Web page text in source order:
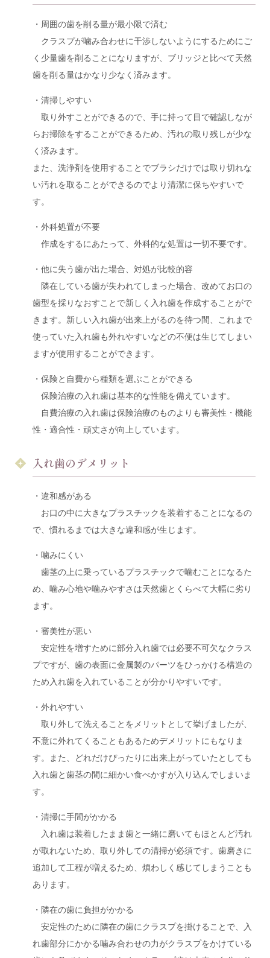
・周囲の歯を削る量が最小限で済む
クラスプが噛み合わせに干渉しないようにするためにご
く少量歯を削ることになりますが、ブリッジと比べて天然
歯を削る量はかなり少なく済みます。
・清掃しやすい
取り外すことができるので、手に持って目で確認しなが
らお掃除をすることができるため、汚れの取り残しが少な
く済みます。
また、洗浄剤を使用することでブラシだけでは取り切れな
い汚れを取ることができるのでより清潔に保ちやすいで
す。
・外科処置が不要
作成をするにあたって、外科的な処置は一切不要です。
・他に失う歯が出た場合、対処が比較的容
隣在している歯が失われてしまった場合、改めてお口の
歯型を採りなおすことで新しく入れ歯を作成することがで
きます。新しい入れ歯が出来上がるのを待つ間、これまで
使っていた入れ歯も外れやすいなどの不便は生じてしまい
ますが使用することができます。
・保険と自費から種類を選ぶことができる
保険治療の入れ歯は基本的な性能を備えています。
自費治療の入れ歯は保険治療のものよりも審美性・機能
性・適合性・頑丈さが向上しています。
入れ歯のデメリット
・違和感がある
お口の中に大きなプラスチックを装着することになるの
で、慣れるまでは大きな違和感が生じます。
・噛みにくい
歯茎の上に乗っているプラスチックで噛むことになるた
め、噛み心地や噛みやすさは天然歯とくらべて大幅に劣り
ます。
・審美性が悪い
安定性を増すために部分入れ歯では必要不可欠なクラス
プですが、歯の表面に金属製のパーツをひっかける構造の
ため入れ歯を入れていることが分かりやすいです。
・外れやすい
取り外して洗えることをメリットとして挙げましたが、
不意に外れてくることもあるためデメリットにもなりま
す。また、どれだけぴったりに出来上がっていたとしても
入れ歯と歯茎の間に細かい食べかすが入り込んでしまいま
す。
・清掃に手間がかかる
入れ歯は装着したまま歯と一緒に磨いてもほとんど汚れ
が取れないため、取り外しての清掃が必須です。歯磨きに
追加して工程が増えるため、煩わしく感じてしまうことも
あります。
・隣在の歯に負担がかかる
安定性のために隣在の歯にクラスプを掛けることで、入
れ歯部分にかかる噛み合わせの力がクラスプをかけている